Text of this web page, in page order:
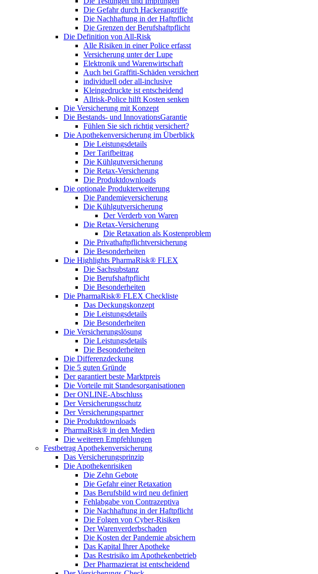
Die Gefahr durch Hackerangriffe
Die Nachhaftung in der Haftpflicht
Die Grenzen der Berufshaftpflicht
Die Definition von All-Risk
Alle Risiken in einer Police erfasst
Versicherung unter der Lupe
Elektronik und Warenwirtschaft
Auch bei Graffiti-Schäden versichert
individuell oder all-inclusive
Kleingedruckte ist entscheidend
Allrisk-Police hilft Kosten senken
Die Versicherung mit Konzept
Die Bestands- und InnovationsGarantie
Fühlen Sie sich richtig versichert?
Die Apothekenversicherung im Überblick
Die Leistungsdetails
Der Tarifbeitrag
Die Kühlgutversicherung
Die Retax-Versicherung
Die Produktdownloads
Die optionale Produkterweiterung
Die Pandemieversicherung
Die Kühlgutversicherung
Der Verderb von Waren
Die Retax-Versicherung
Die Retaxation als Kostenproblem
Die Privathaftpflichtversicherung
Die Besonderheiten
Die Highlights PharmaRisk® FLEX
Die Sachsubstanz
Die Berufshaftpflicht
Die Besonderheiten
Die PharmaRisk® FLEX Checkliste
Das Deckungskonzept
Die Leistungsdetails
Die Besonderheiten
Die Versicherungslösung
Die Leistungsdetails
Die Besonderheiten
Die Differenzdeckung
Die 5 guten Gründe
Der garantiert beste Marktpreis
Die Vorteile mit Standesorganisationen
Der ONLINE-Abschluss
Der Versicherungsschutz
Der Versicherungspartner
Die Produktdownloads
PharmaRisk® in den Medien
Die weiteren Empfehlungen
Festbetrag Apothekenversicherung
Das Versicherungsprinzip
Die Apothekenrisiken
Die Zehn Gebote
Die Gefahr einer Retaxation
Das Berufsbild wird neu definiert
Fehlabgabe von Contrazeptiva
Die Nachhaftung in der Haftpflicht
Die Folgen von Cyber-Risiken
Der Warenverderbschaden
Die Kosten der Pandemie absichern
Das Kapital Ihrer Apotheke
Das Restrisiko im Apothekenbetrieb
Der Pharmazierat ist entscheidend